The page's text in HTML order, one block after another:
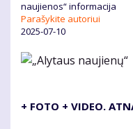
naujienos“ informacija
Parašykite autoriui
2025-07-10
+ FOTO + VIDEO.